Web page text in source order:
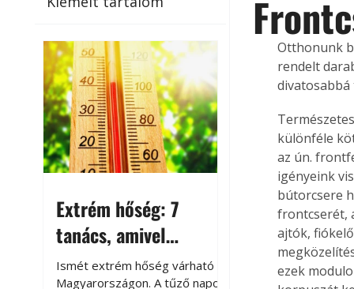
Extrém hőség: 7
tanács, amivel
megóvhatjuk
Ismét extrém hőség várható
Magyarországon. A tűző napon
Otthonunk
rendelt
különféle
az ún.
igényeink
bútorcsere
frontcserét,
ajtók,
ezek